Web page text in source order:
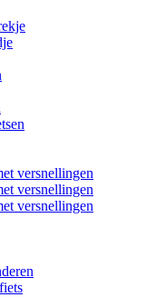
versnellingen
versnellingen
versnellingen